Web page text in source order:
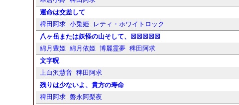
運命は交差して
稗田阿求 小兎姫
レティ・ホワイトロック
八ヶ岳または妖怪の山そして、☒☒☒☒☒
綿月豊姫 綿月依姫 博麗霊夢 稗田阿求
文字呪
上白沢慧音 稗田阿求
残りは少ないよ、貴方の寿命
稗田阿求 磐永阿梨夜